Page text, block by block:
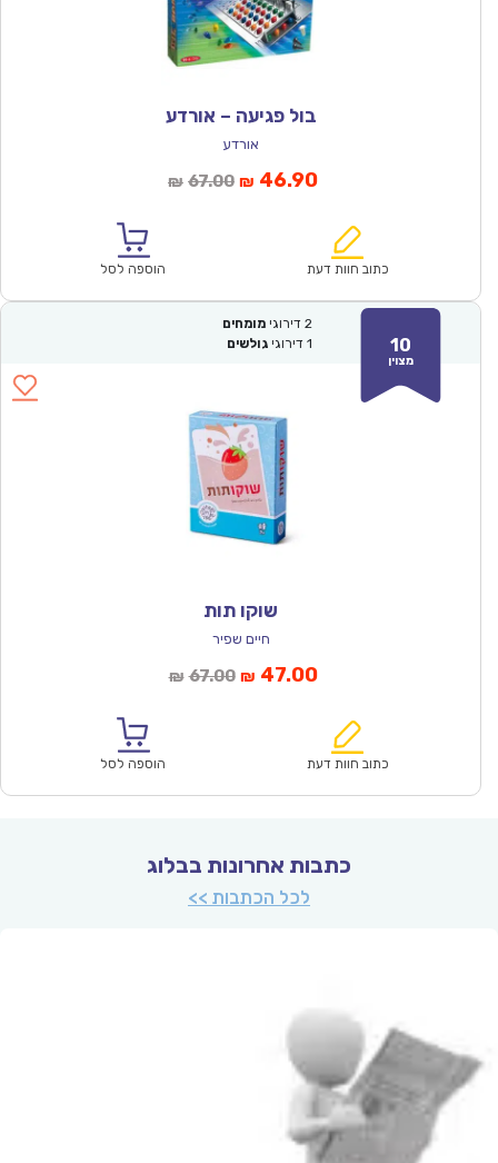
בול פגיעה – אורדע
אורדע
₪ 67.00המחיר
₪67.00.
₪ 46.90המחיר
הוא:
כתוב חוות דעת הוספה לסל
10
מצוין
2 דירוגי מומחים
1 דירוגי גולשים
שוקו תות
חיים שפיר
₪ 67.00המחיר
₪67.00.
₪ 47.00המחיר
הוא:
כתוב חוות דעת הוספה לסל
כתבות אחרונות בבלוג
לכל הכתבות >>